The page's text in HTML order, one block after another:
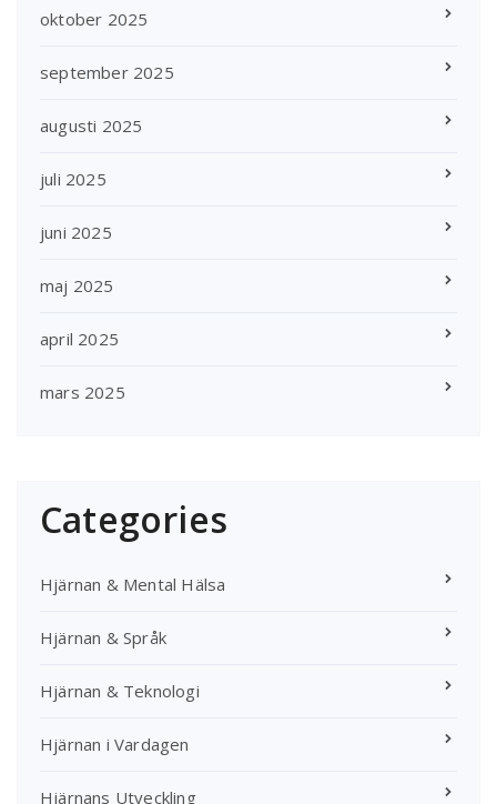
oktober 2025
september 2025
augusti 2025
juli 2025
juni 2025
maj 2025
april 2025
mars 2025
Categories
Hjärnan & Mental Hälsa
Hjärnan & Språk
Hjärnan & Teknologi
Hjärnan i Vardagen
Hjärnans Utveckling